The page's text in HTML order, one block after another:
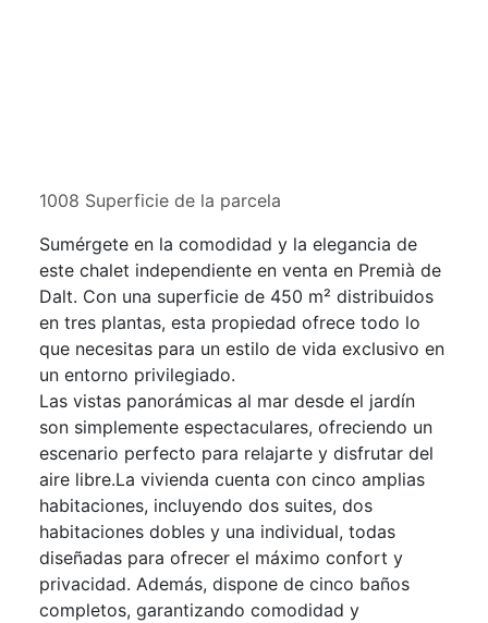
1008 Superficie de la parcela
Sumérgete en la comodidad y la elegancia de
este chalet independiente en venta en Premià de
Dalt. Con una superficie de 450 m² distribuidos
en tres plantas, esta propiedad ofrece todo lo
que necesitas para un estilo de vida exclusivo en
un entorno privilegiado.
Las vistas panorámicas al mar desde el jardín
son simplemente espectaculares, ofreciendo un
escenario perfecto para relajarte y disfrutar del
aire libre.La vivienda cuenta con cinco amplias
habitaciones, incluyendo dos suites, dos
habitaciones dobles y una individual, todas
diseñadas para ofrecer el máximo confort y
privacidad. Además, dispone de cinco baños
completos, garantizando comodidad y